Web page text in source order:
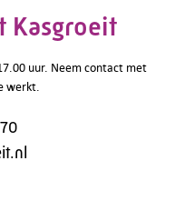
Kasgroeit
uur. Neem contact met
werkt.